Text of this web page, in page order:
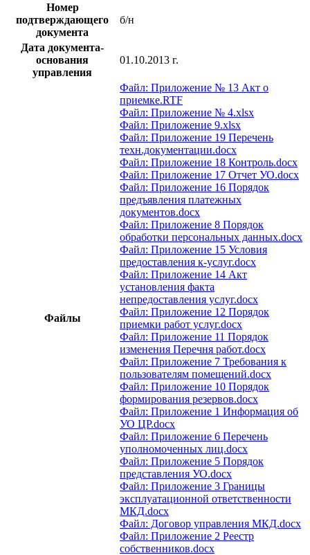
Номер
подтверждающего
документа
б/н
Дата документа-
основания
управления
01.10.2013 г.
Файлы
Файл: Приложение № 13 Акт о
приемке.RTF
Файл: Приложение № 4.xlsx
Файл: Приложение 9.xlsx
Файл: Приложение 19 Перечень
техн.документации.docx
Файл: Приложение 18 Контроль.docx
Файл: Приложение 17 Отчет УО.docx
Файл: Приложение 16 Порядок
предъявления платежных
документов.docx
Файл: Приложение 8 Порядок
обработки персональных данных.docx
Файл: Приложение 15 Условия
предоставления к-услуг.docx
Файл: Приложение 14 Акт
установления факта
непредоставления услуг.docx
Файл: Приложение 12 Порядок
приемки работ услуг.docx
Файл: Приложение 11 Порядок
изменения Перечня работ.docx
Файл: Приложение 7 Требования к
пользователям помещений.docx
Файл: Приложение 10 Порядок
формирования резервов.docx
Файл: Приложение 1 Информация об
УО ЦР.docx
Файл: Приложение 6 Перечень
уполномоченных лиц.docx
Файл: Приложение 5 Порядок
представления УО.docx
Файл: Приложение 3 Границы
эксплуатационной ответственности
МКД.docx
Файл: Договор управления МКД.docx
Файл: Приложение 2 Реестр
собственников.docx